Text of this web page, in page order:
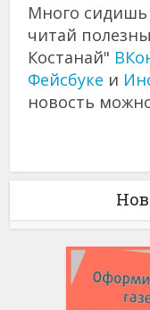
Много сидишь
читай
Костанай"
Фейсбуке и
новость